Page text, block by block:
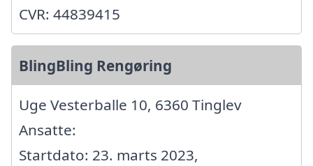
CVR: 44839415
BlingBling Rengøring
Uge Vesterballe 10, 6360 Tinglev
Ansatte:
Startdato: 23. marts 2023,